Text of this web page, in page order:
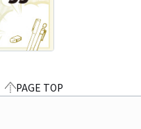
PAGE TOP